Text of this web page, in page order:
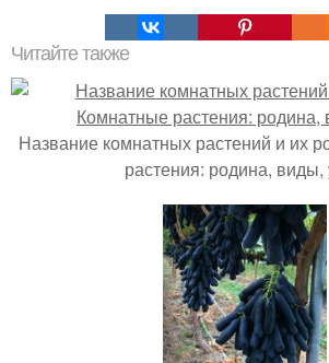
Читайте также
Название комнатных растений и их
растения: родина, виды,